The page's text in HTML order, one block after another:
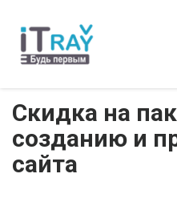
Скидка на
созданию и
сайта